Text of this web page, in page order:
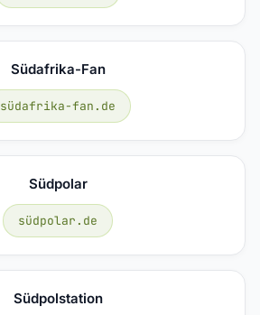
Südafrika-Fan
südafrika-fan.de
Südpolar
südpolar.de
Südpolstation